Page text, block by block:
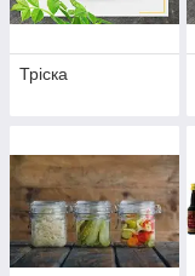
Тріска